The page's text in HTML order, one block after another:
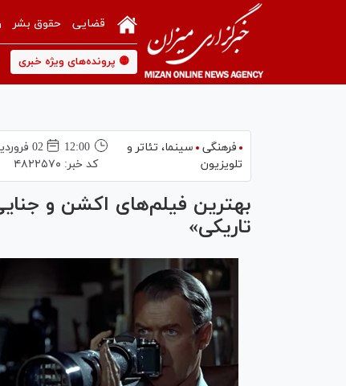
قضایی حقوق بشر
🟡 پرونده‌های ویژه خبری
فرهنگی
سینما،‌ تئاتر و
تلویزیون
12:00
02 فروردين 1404
کد خبر: ۴۸۲۲۵۷۰
بهترین فیلم‌های اکشن و
تاریکی»